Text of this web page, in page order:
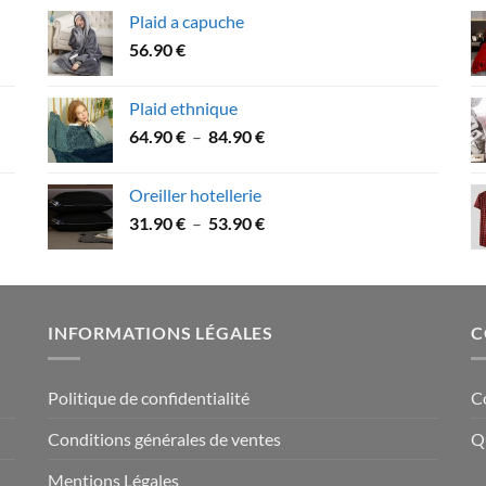
Plaid a capuche
56.90€
Plaid ethnique
64.90€ – 84.90€Plage
à
Oreiller hotellerie
31.90€ – 53.90€Plage
31.90 €
53.90 €
INFORMATIONS LÉGALES
Politique de confidentialité
Conditions générales de ventes
Mentions Légales